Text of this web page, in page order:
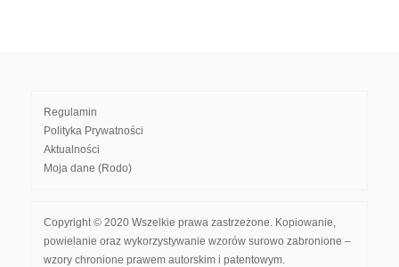
Regulamin
Polityka Prywatności
Aktualności
Moja dane (Rodo)
Copyright © 2020 Wszelkie prawa zastrzeżone. Kopiowanie,
powielanie oraz wykorzystywanie wzorów surowo zabronione –
wzory chronione prawem autorskim i patentowym.